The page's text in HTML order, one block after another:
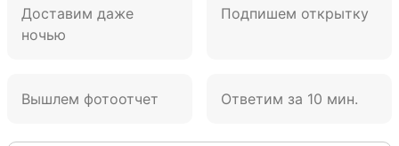
Доставим даже
ночью
Подпишем открытку
Вышлем фотоотчет Ответим за 10 мин.